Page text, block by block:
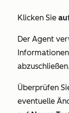
Klicken Sie
Der Agent
Überprüfen
eventuelle